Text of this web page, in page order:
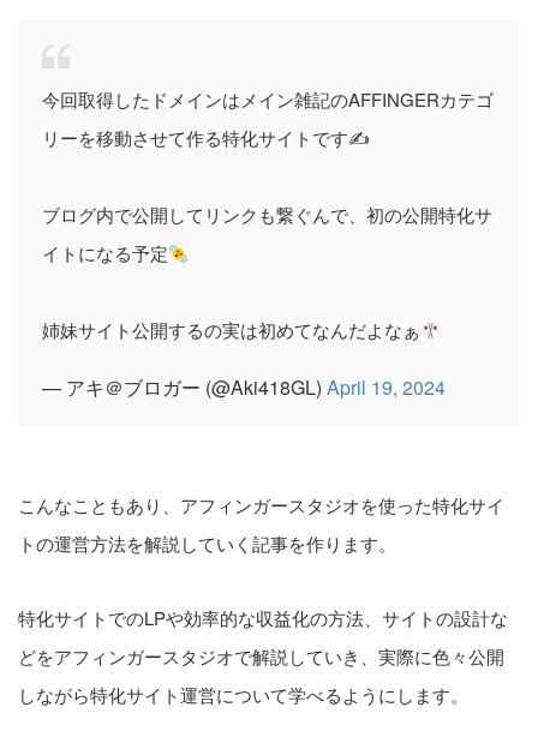
今回取得したドメインはメイン雑記のAFFINGERカテゴ
リーを移動させて作る特化サイトです✍️
ブログ内で公開してリンクも繋ぐんで、初の公開特化サ
イトになる予定
姉妹サイト公開するの実は初めてなんだよなぁ
— アキ＠ブロガー (@Aki418GL) April 19, 2024
こんなこともあり、アフィンガースタジオを使った特化サイ
トの運営方法を解説していく記事を作ります。
特化サイトでのLPや効率的な収益化の方法、サイトの設計な
どをアフィンガースタジオで解説していき、実際に色々公開
しながら特化サイト運営について学べるようにします。